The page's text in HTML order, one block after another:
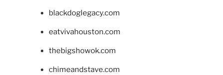
blackdoglegacy.com
eatvivahouston.com
thebigshowok.com
chimeandstave.com